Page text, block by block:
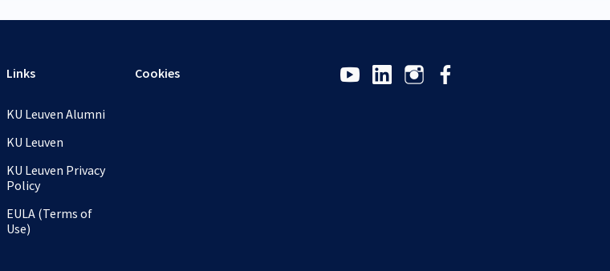
Links
KU Leuven Alumni
KU Leuven
KU Leuven Privacy
Policy
EULA (Terms of
Use)
Cookies